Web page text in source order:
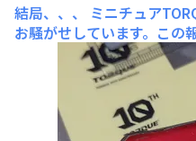
結局、、、
ミニチュア
お騒がせしています。この
頂きます。■何を使ったカ
いたカスタムシールでロ
こだわりやおすすめポイ
QUEのロゴと近いサイズの